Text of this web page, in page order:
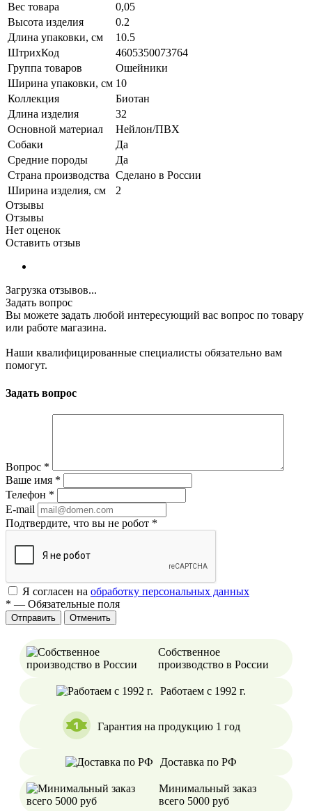
Вес товара
0,05
Высота изделия
0.2
Длина упаковки, см
10.5
ШтрихКод
4605350073764
Группа товаров
Ошейники
Ширина упаковки, см 10
Коллекция
Биотан
Длина изделия
32
Основной материал
Нейлон/ПВХ
Собаки
Да
Средние породы
Да
Страна производства Сделано в России
Ширина изделия, см
2
Отзывы
Отзывы
Нет оценок
Оставить отзыв
Загрузка отзывов...
Задать вопрос
Вы можете задать любой интересующий вас вопрос по товару
или работе магазина.
Наши квалифицированные специалисты обязательно вам
помогут.
Задать вопрос
Вопрос *
Ваше имя *
Телефон *
E-mail
Подтвердите, что вы не робот *
Я согласен на обработку персональных данных
* — Обязательные поля
Отменить
Собственное
производство в России
Работаем с 1992 г.
Гарантия на продукцию 1 год
Доставка по РФ
Минимальный заказ
всего 5000 руб